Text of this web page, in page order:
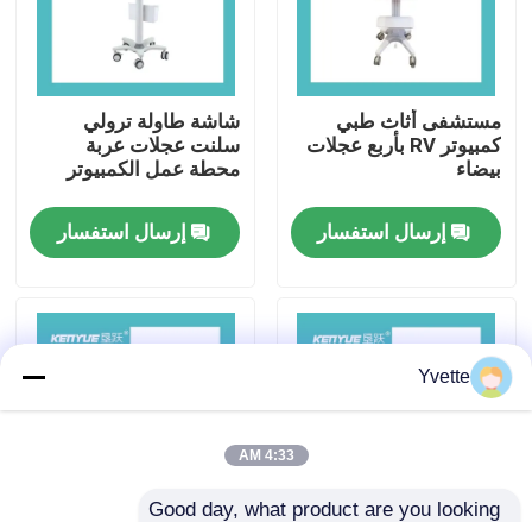
جولة في المصنع
مراقبة الجودة
اتصل بنا
القضايا
اكسسوارات طاولة التوليد
مستشفى أثاث طبي
كمبيوتر RV بأربع عجلات
بيضاء
إرسال استفسار
شاشة طاولة ترولي
سلنت عجلات عربة
محطة عمل الكمبيوتر
إرسال استفسار
Yvette
4:33 AM
Good day, what product are you looking